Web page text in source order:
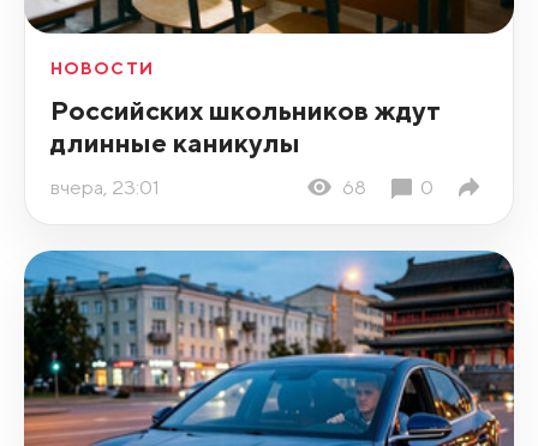
НОВОСТИ
Российских школьников ждут
длинные каникулы
вчера, 23:01 68 0